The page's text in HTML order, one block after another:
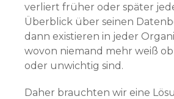
verliert früher oder später
Überblick über seinen
dann existieren in jeder
wovon niemand mehr weiß ob
oder unwichtig sind.
Daher brauchten wir eine